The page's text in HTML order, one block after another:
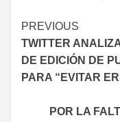
PREVIOUS
TWITTER
DE EDICIÓN DE
PARA “EVITAR
POR LA